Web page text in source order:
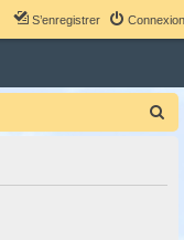
Connexion
S’enregistrer